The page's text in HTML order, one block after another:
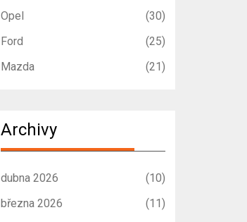
Opel
(30)
Ford
(25)
Mazda
(21)
Archivy
dubna 2026
(10)
března 2026
(11)